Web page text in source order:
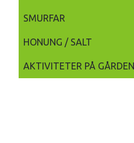
SMURFAR
HONUNG / SALT
AKTIVITETER PÅ GÅRDEN